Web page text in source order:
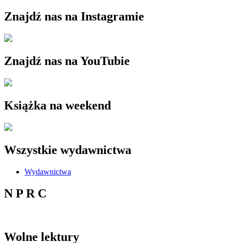
Znajdź nas na Instagramie
Znajdź nas na YouTubie
Książka na weekend
Wszystkie wydawnictwa
Wydawnictwa
N P R C
Wolne lektury